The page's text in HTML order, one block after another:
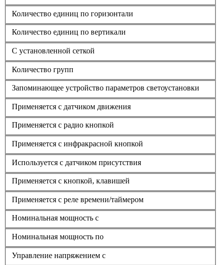
Количество единиц по горизонтали
Количество единиц по вертикали
С установленной сеткой
Количество групп
Запоминающее устройство параметров светоустановки
Применяется с датчиком движения
Применяется с радио кнопкой
Применяется с инфракрасной кнопкой
Используется с датчиком присутствия
Применяется с кнопкой, клавишей
Применяется с реле времени/таймером
Номинальная мощность с
Номинальная мощность по
Управление напряжением с